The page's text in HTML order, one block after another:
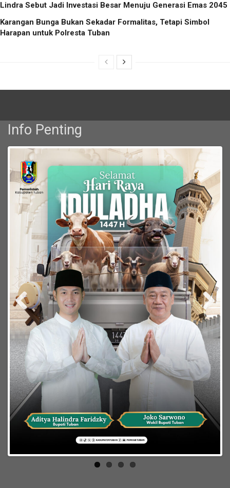
Lindra Sebut Jadi Investasi Besar Menuju Generasi Emas 2045
Karangan Bunga Bukan Sekadar Formalitas, Tetapi Simbol
Harapan untuk Polresta Tuban
Info Penting
Previous Next